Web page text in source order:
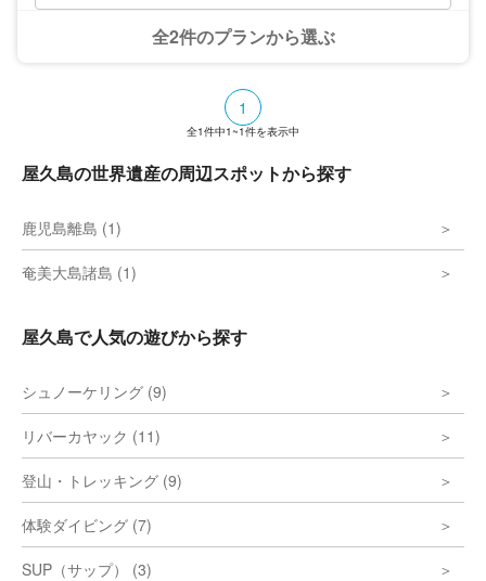
ィ♪初心者OK・お1人参加・ファミリ
ー・仲間・社員旅行に☆
全2件のプランから選ぶ
1
全1件中1~1件を表示中
屋久島の世界遺産の周辺スポットから探す
鹿児島離島 (1)
奄美大島諸島 (1)
屋久島で人気の遊びから探す
シュノーケリング (9)
リバーカヤック (11)
登山・トレッキング (9)
体験ダイビング (7)
SUP（サップ） (3)